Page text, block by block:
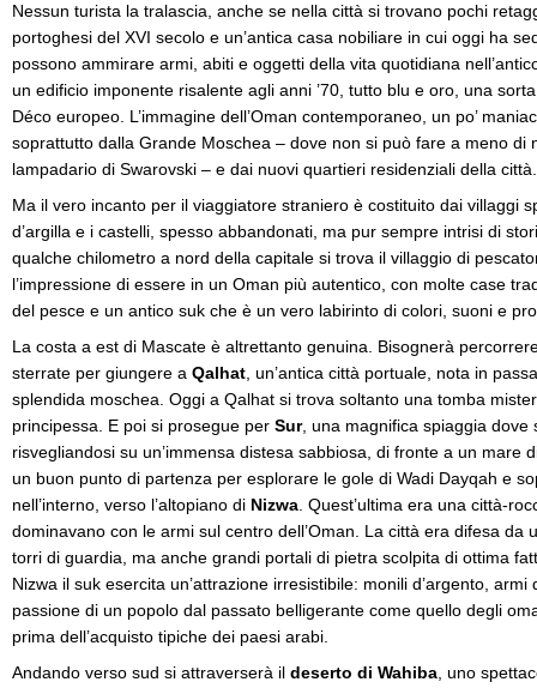
Nessun turista la tralascia, anche se nella città si trovano pochi
portoghesi del XVI secolo e un’antica casa nobiliare in cui oggi ha
possono ammirare armi, abiti e oggetti della vita quotidiana
un edificio imponente risalente agli anni ’70, tutto blu e oro, una
Déco europeo. L’immagine dell’Oman contemporaneo, un po’
soprattutto dalla Grande Moschea – dove non si può fare a meno di
lampadario di Swarovski – e dai nuovi quartieri residenziali della città.
Ma il vero incanto per il viaggiatore straniero è costituito dai villaggi
d’argilla e i castelli, spesso abbandonati, ma pur sempre intrisi di
qualche chilometro a nord della capitale si trova il villaggio di
l’impressione di essere in un Oman più autentico, con molte case
del pesce e un antico suk che è un vero labirinto di colori, suoni e
La costa a est di Mascate è altrettanto genuina. Bisognerà
sterrate per giungere a Qalhat , un’antica città portuale, nota in
splendida moschea. Oggi a Qalhat si trova soltanto una tomba
principessa. E poi si prosegue per Sur, una magnifica spiaggia
risvegliandosi su un’immensa distesa sabbiosa, di fronte a un mare
un buon punto di partenza per esplorare le gole di Wadi Dayqah e
nell’interno, verso l’altopiano di Nizwa . Quest’ultima era una città-
dominavano con le armi sul centro dell’Oman. La città era difesa da
torri di guardia, ma anche grandi portali di pietra scolpita di ottima
Nizwa il suk esercita un’attrazione irresistibile: monili d’argento,
passione di un popolo dal passato belligerante come quello degli
prima dell’acquisto tipiche dei paesi arabi.
Andando verso sud si attraverserà il deserto di Wahiba , uno